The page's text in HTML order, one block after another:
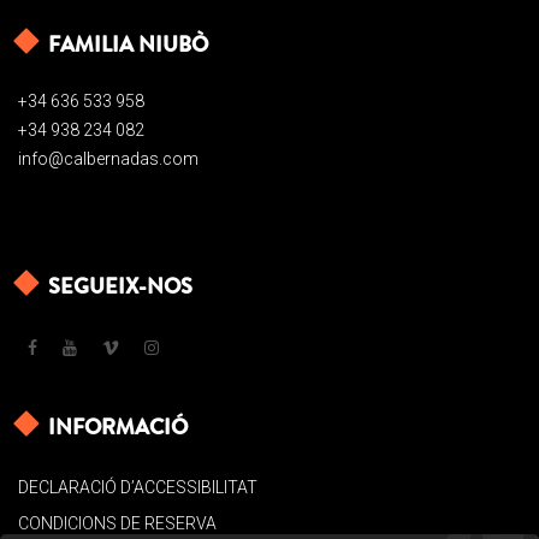
FAMILIA NIUBÒ
+34 636 533 958
+34 938 234 082
info@calbernadas.com
SEGUEIX-NOS
INFORMACIÓ
DECLARACIÓ D’ACCESSIBILITAT
CONDICIONS DE RESERVA